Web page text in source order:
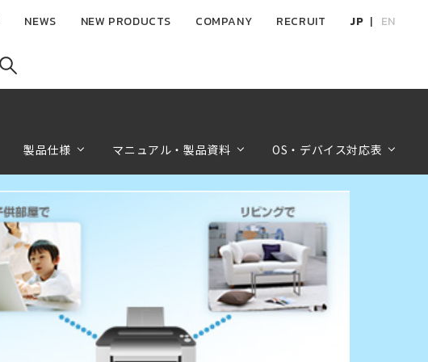
NEWS NEW PRODUCTS COMPANY RECRUIT JP EN
製品仕様 マニュアル・製品資料 OS・デバイス対応表